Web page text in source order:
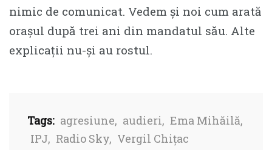
nimic de comunicat. Vedem și noi cum arată
orașul după trei ani din mandatul său. Alte
explicații nu-și au rostul.
Tags: agresiune, audieri, Ema Mihăilă,
IPJ, Radio Sky, Vergil Chițac